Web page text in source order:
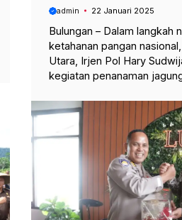
admin 22 Januari 2025
Bulungan – Dalam langkah
ketahanan pangan
Utara, Irjen Pol Hary
kegiatan penanaman